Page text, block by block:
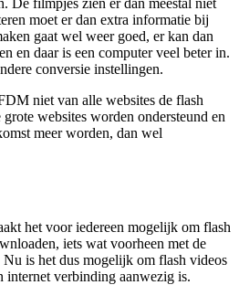
moet er dan extra informatie bij
gaat wel weer goed, er kan dan
en daar is een computer veel beter in.
conversie instellingen.
niet van alle websites de flash
websites worden ondersteund en
meer worden, dan wel
het voor iedereen mogelijk om flash
iets wat voorheen met de
is het dus mogelijk om flash videos
internet verbinding aanwezig is.